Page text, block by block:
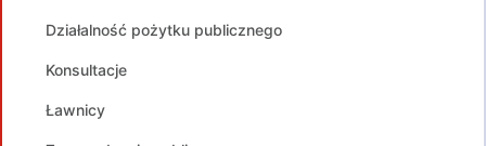
Działalność pożytku publicznego
Konsultacje
Ławnicy